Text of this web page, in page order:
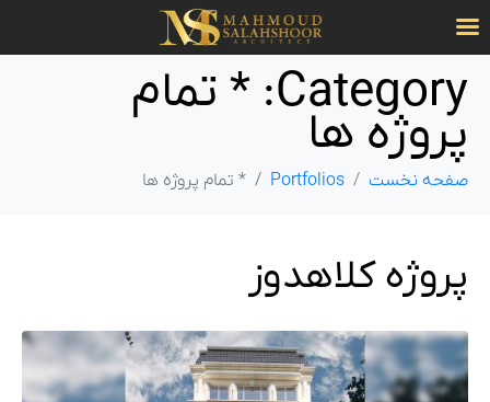
Category: * تمام
پروژه ها
صفحه نخست Portfolios * تمام پروژه ها
پروژه کلاهدوز